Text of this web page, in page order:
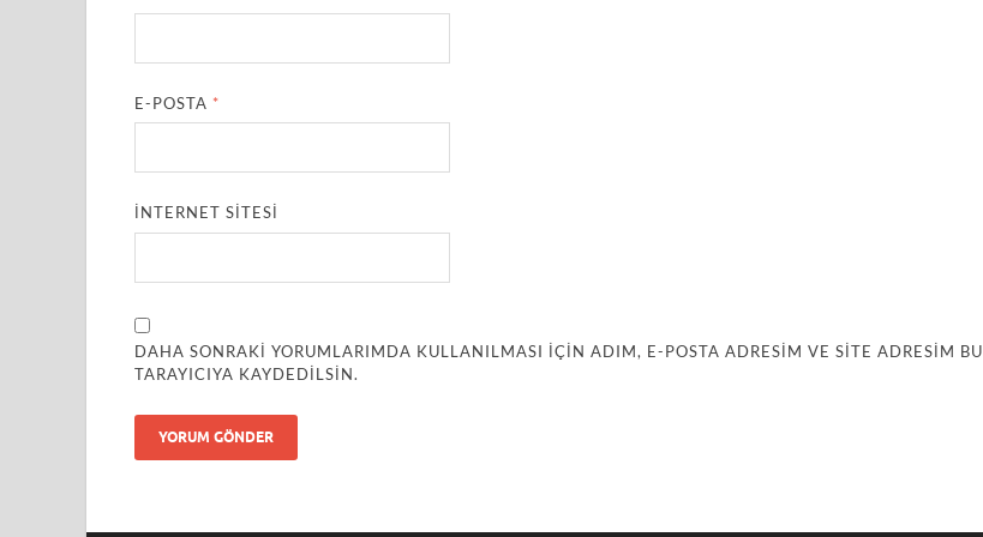
E-POSTA *
İNTERNET SITESI
DAHA SONRAKI YORUMLARIMDA KULLANILMASI IÇIN ADIM, E-POSTA ADRESIM VE SITE ADRESIM BU
TARAYICIYA KAYDEDILSIN.